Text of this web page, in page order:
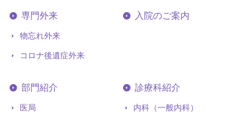
専門外来
物忘れ外来
コロナ後遺症外来
入院のご案内
部門紹介
医局
診療科紹介
内科（一般内科）